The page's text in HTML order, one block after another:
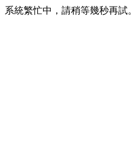
系統繁忙中，請稍等幾秒再試。